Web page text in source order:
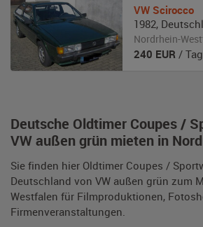
Deutsche Oldtimer Coupes /
VW außen grün mieten in
Sie finden hier Oldtimer Coupes /
Deutschland von VW außen grün zum
Westfalen für Filmproduktionen,
Firmenveranstaltungen.
VW Scirocco
1982,
Nordrhein-
240 EUR / Tag